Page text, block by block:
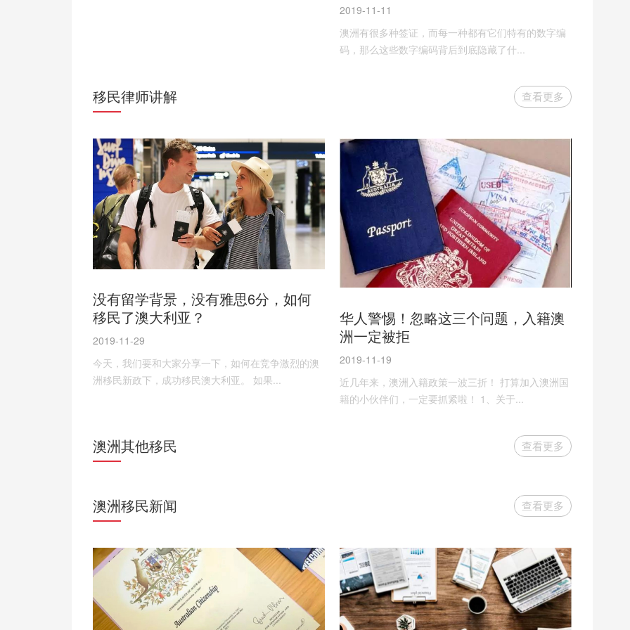
2019-11-11
澳洲有很多种签证，而每一种都有它们特有的数字编
码，那么这些数字编码背后到底隐藏了什...
移民律师讲解 查看更多
没有留学背景，没有雅思6分，如何
移民了澳大利亚？
2019-11-29
今天，我们要和大家分享一下，如何在竞争激烈的澳
洲移民新政下，成功移民澳大利亚。 如果...
华人警惕！忽略这三个问题，入籍澳
洲一定被拒
2019-11-19
近几年来，澳洲入籍政策一波三折！ 打算加入澳洲国
籍的小伙伴们，一定要抓紧啦！ 1、关于...
澳洲其他移民 查看更多
澳洲移民新闻 查看更多